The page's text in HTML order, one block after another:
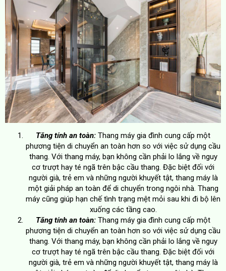
Tăng tính an toàn: Thang máy gia đình cung cấp một
phương tiện di chuyển an toàn hơn so với việc sử dụng cầu
thang. Với thang máy, bạn không cần phải lo lắng về nguy
cơ trượt hay té ngã trên bậc cầu thang. Đặc biệt đối với
người già, trẻ em và những người khuyết tật, thang máy là
một giải pháp an toàn để di chuyển trong ngôi nhà. Thang
máy cũng giúp hạn chế tình trạng mệt mỏi sau khi đi bộ lên
xuống các tầng cao.
Tăng tính an toàn: Thang máy gia đình cung cấp một
phương tiện di chuyển an toàn hơn so với việc sử dụng cầu
thang. Với thang máy, bạn không cần phải lo lắng về nguy
cơ trượt hay té ngã trên bậc cầu thang. Đặc biệt đối với
người già, trẻ em và những người khuyết tật, thang máy là